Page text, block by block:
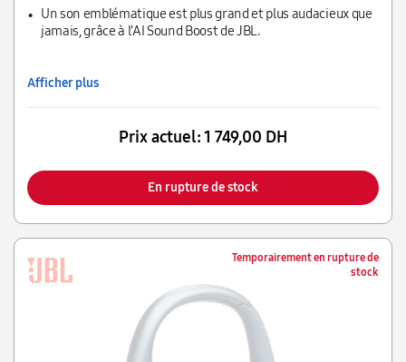
poussière (IP68) et aux chutes.
Un son emblématique est plus grand et plus audacieux que
jamais, grâce à l’AI Sound Boost de JBL.
Afficher plus
Prix actuel:1 749,00 DH
En rupture de stock
Temporairement en rupture de
stock